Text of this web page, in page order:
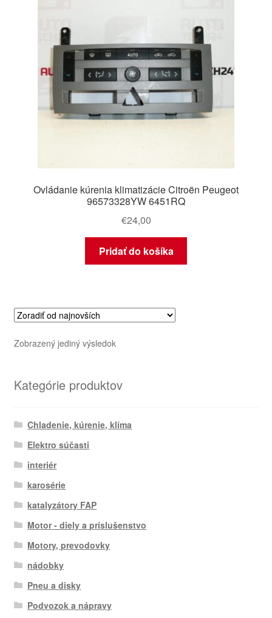
Ovládanie kúrenia klimatizácie Citroën Peugeot
96573328YW 6451RQ
€24,00
Pridať do košíka
Zobrazený jediný výsledok
Kategórie produktov
Chladenie, kúrenie, klíma
Elektro súčasti
interiér
karosérie
katalyzátory FAP
Motor - diely a príslušenstvo
Motory, prevodovky
nádobky
Pneu a disky
Podvozok a nápravy